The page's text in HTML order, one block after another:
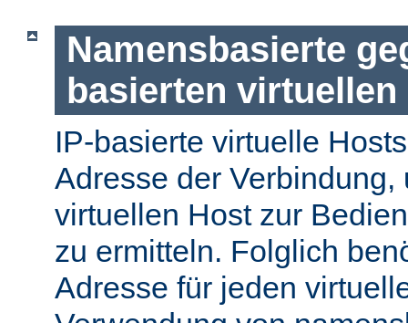
Namensbasierte
basierten virtuellen
IP-basierte virtuelle
Adresse der Verbindung,
virtuellen Host zur
zu ermitteln. Folglich
Adresse für jeden